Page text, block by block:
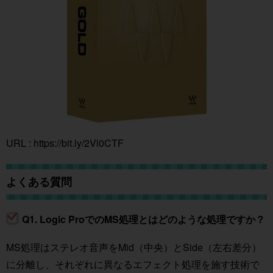
URL : https://bit.ly/2Vl0CTF
よくある質問
Q1. Logic ProでのMS処理とはどのような処理ですか？
MS処理はステレオ音声をMid（中央）とSide（左右差分）
に分離し、それぞれに異なるエフェクト処理を施す技術で